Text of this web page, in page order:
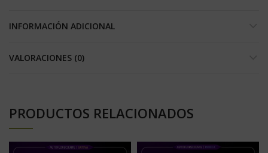
INFORMACIÓN ADICIONAL
VALORACIONES (0)
PRODUCTOS RELACIONADOS